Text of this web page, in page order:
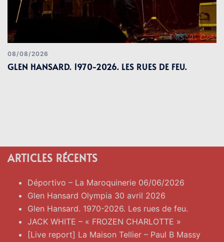
08/08/2026
GLEN HANSARD. 1970-2026. LES RUES DE FEU.
ARTICLES RÉCENTS
Déportivo – La Maroquinerie 06/06/2026
Glen Hansard Olympia 30 avril 2026
Glen Hansard. 1970-2026. Les rues de feu.
JACK WHITE – « FROZEN CHARLOTTE »
[Live report] La Maison Tellier – Paul B Massy